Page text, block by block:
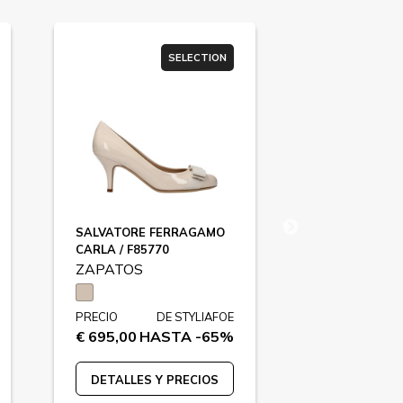
SELECTION
SALVATORE FERRAGAMO
CARLA / F85770
ZAPATOS
PRECIO
€ 695,00
DE STYLIAFOE
HASTA -65%
DETALLES Y PRECIOS